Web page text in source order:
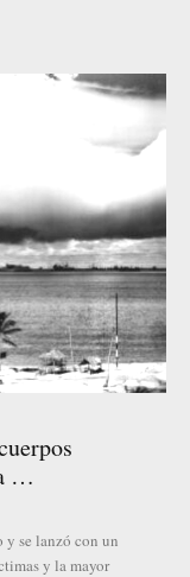
…
y se lanzó con un
y la mayor